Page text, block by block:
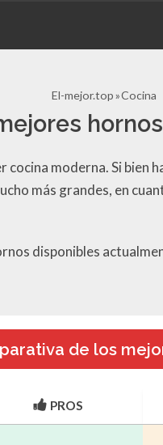
El-mejor.top Cocina
cocina moderna. Si
más grandes, en
disponibles
de los
PROS